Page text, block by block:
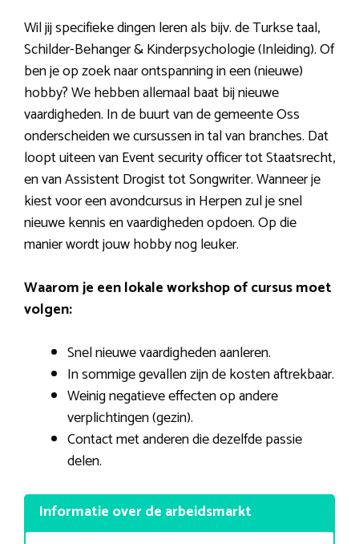
Wil jij specifieke dingen leren als bijv. de Turkse taal,
Schilder-Behanger & Kinderpsychologie (Inleiding). Of
ben je op zoek naar ontspanning in een (nieuwe)
hobby? We hebben allemaal baat bij nieuwe
vaardigheden. In de buurt van de gemeente Oss
onderscheiden we cursussen in tal van branches. Dat
loopt uiteen van Event security officer tot Staatsrecht,
en van Assistent Drogist tot Songwriter. Wanneer je
kiest voor een avondcursus in Herpen zul je snel
nieuwe kennis en vaardigheden opdoen. Op die
manier wordt jouw hobby nog leuker.
Waarom je een lokale workshop of cursus moet
volgen:
Snel nieuwe vaardigheden aanleren.
In sommige gevallen zijn de kosten aftrekbaar.
Weinig negatieve effecten op andere
verplichtingen (gezin).
Contact met anderen die dezelfde passie
delen.
Informatie over de arbeidsmarkt